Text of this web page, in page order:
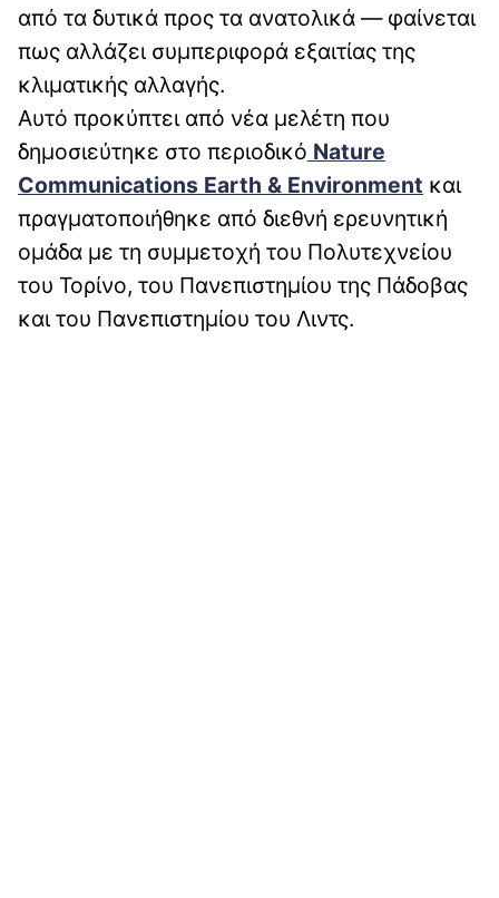
από τα δυτικά προς τα ανατολικά — φαίνεται
πως αλλάζει συμπεριφορά εξαιτίας της
κλιματικής αλλαγής.
Αυτό προκύπτει από νέα μελέτη που
δημοσιεύτηκε στο περιοδικό Nature
Communications Earth & Environment και
πραγματοποιήθηκε από διεθνή ερευνητική
ομάδα με τη συμμετοχή του Πολυτεχνείου
του Τορίνο, του Πανεπιστημίου της Πάδοβας
και του Πανεπιστημίου του Λιντς.